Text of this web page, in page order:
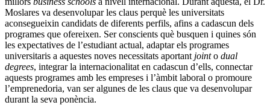
Moslares va desenvolupar les claus perquè les universitats
aconsegueixin candidats de diferents perfils, afins a cadascun dels
programes que ofereixen. Ser conscients què busquen i quines són
les expectatives de l’estudiant actual, adaptar els programes
universitaris a aquestes noves necessitats aportant jointo dual
degrees, integrar la internacionalitat en cadascun d’ells, connectar
aquests programes amb les empreses i l’àmbit laboral o promoure
l’emprenedoria, van ser algunes de les claus que va desenvolupar
durant la seva ponència.